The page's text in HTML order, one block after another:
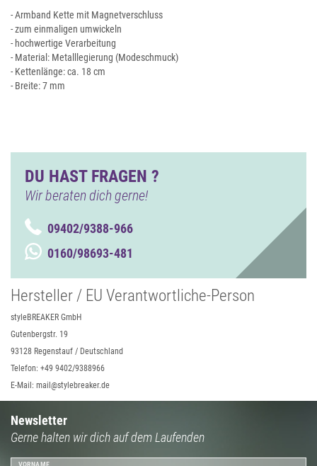
- Armband Kette mit Magnetverschluss
- zum einmaligen umwickeln
- hochwertige Verarbeitung
- Material: Metalllegierung (Modeschmuck)
- Kettenlänge: ca. 18 cm
- Breite: 7 mm
DU HAST FRAGEN ?
Wir beraten dich gerne!
09402/9388-966
0160/98693-481
Hersteller / EU Verantwortliche-Person
styleBREAKER GmbH
Gutenbergstr. 19
93128 Regenstauf / Deutschland
Telefon: +49 9402/9388966
E-Mail: mail@stylebreaker.de
Newsletter
Gerne halten wir dich auf dem Laufenden
VORNAME